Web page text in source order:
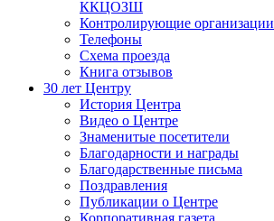
ККЦОЗШ
Контролирующие организации
Телефоны
Схема проезда
Книга отзывов
30 лет Центру
История Центра
Видео о Центре
Знаменитые посетители
Благодарности и награды
Благодарственные письма
Поздравления
Публикации о Центре
Корпоративная газета